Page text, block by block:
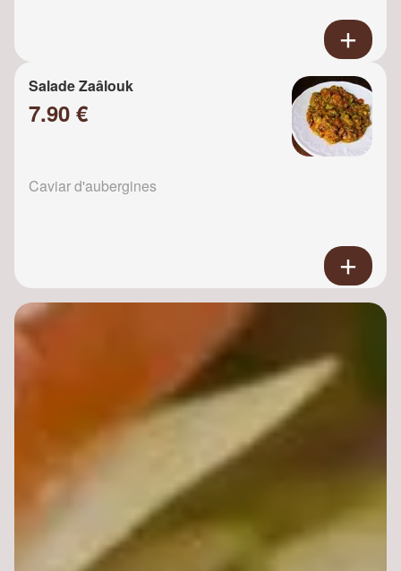
Salade Zaâlouk
7.90 €
Caviar d'aubergines